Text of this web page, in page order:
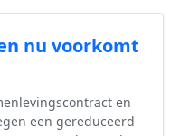
nu voorkomt
en
een gereduceerd